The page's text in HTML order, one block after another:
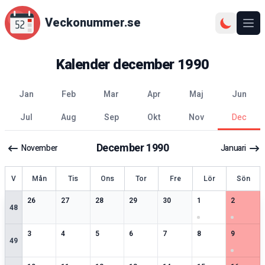
Veckonummer.se
Kalenderdecember 1990
jan feb mar apr maj
jun
jul
aug sep okt nov dec
November December1990 Januari
Vecka Mån Tis Ons Tor Fre Lör Sön
48
26
1speciella datum
27
2speciella datum
28
1speciella datum
29
1speciella datum
30
2speciella datum
13 speciella datum
2
3
49
3
2speciella datum
4
2speciella datum
5
1speciella datum
6
2speciella datum
7
2speciella datum
8
1speciella datum
9
2